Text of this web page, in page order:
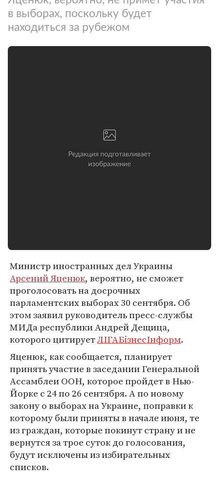
в выборах, поскольку будет
находиться за рубежом
Министр иностранных дел Украины
Арсений Яценюк, вероятно, не сможет
проголосовать на досрочных
парламентских выборах 30 сентября. Об
этом заявил руководитель пресс-службы
МИДа республики Андрей Дещица,
которого цитируетЛIГАБiзнесIнформ.
Яценюк, как сообщается, планирует
принять участие в заседании Генеральной
Ассамблеи ООН, которое пройдет в Нью-
Йорке с 24 по 26 сентября. А по новому
закону о выборах на Украине, поправки к
которому были приняты в начале июня, те
из граждан, которые покинут страну и не
вернутся за трое суток до голосования,
будут исключены из избирательных
списков.